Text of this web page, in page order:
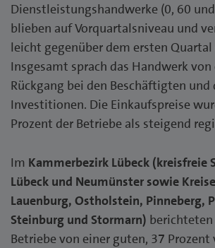
Dienstleistungshandwerke (0, 60
blieben auf Vorquartalsniveau und
leicht gegenüber dem ersten Quartal
Insgesamt sprach das Handwerk
Rückgang bei den Beschäftigten und
Investitionen. Die Einkaufspreise
Prozent der Betriebe als steigend
Im Kammerbezirk Lübeck (kreisfreie
Lübeck und Neumünster sowie
Lauenburg, Ostholstein, Pinneberg,
Steinburg und Stormarn)
Betriebe von einer guten, 37 Prozent